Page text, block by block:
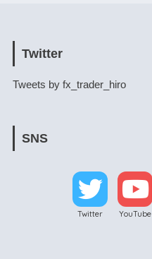
Twitter
Tweets by fx_trader_hiro
SNS
Twitter YouTube